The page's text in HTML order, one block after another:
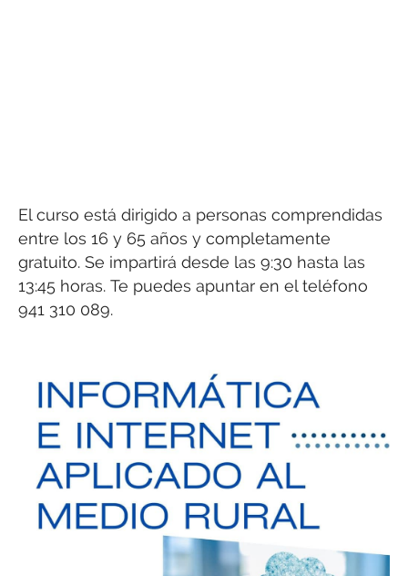
El curso está dirigido a personas comprendidas
entre los 16 y 65 años y completamente
gratuito. Se impartirá desde las 9:30 hasta las
13:45 horas. Te puedes apuntar en el teléfono
941 310 089.